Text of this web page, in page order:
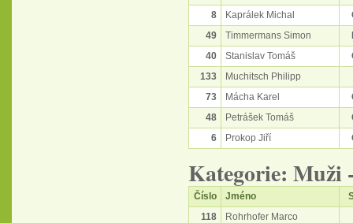
8
Kaprálek Michal
49
Timmermans Simon
40
Stanislav Tomáš
133
Muchitsch Philipp
73
Mácha Karel
48
Petrášek Tomáš
6
Prokop Jiří
Kategorie: Muži
Číslo Jméno
118
Rohrhofer Marco